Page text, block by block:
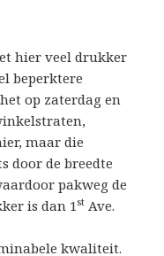
hier veel drukker
beperktere
op zaterdag en
maar die
door de breedte
pakweg de
is dan 1st Ave.
kwaliteit.